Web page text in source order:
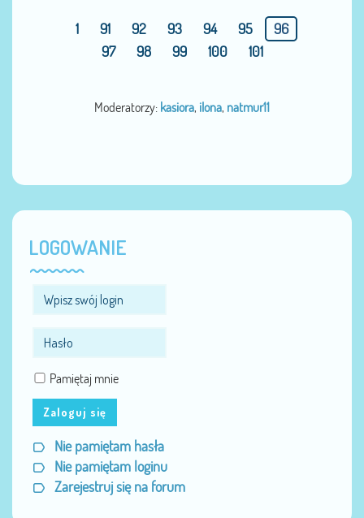
1 91 92 93 94 95
96
97
98 99 100 101
Moderatorzy: kasiora, ilona, natmur11
LOGOWANIE
Pamiętaj mnie
Zaloguj się
Nie pamiętam hasła
Nie pamiętam loginu
Zarejestruj się na forum